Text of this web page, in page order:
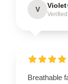
V Violet
Breathable